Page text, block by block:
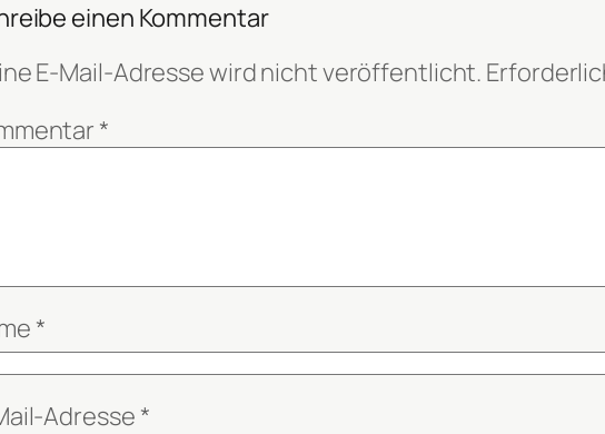
einen Kommentar
E-Mail-Adresse wird nicht veröffentlicht.
*
*
Adresse*